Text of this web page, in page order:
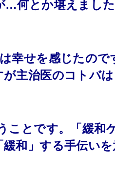
何とか堪えました
幸せを感じたので
が主治医のコトバ
ことです。「緩和
和」する手伝い